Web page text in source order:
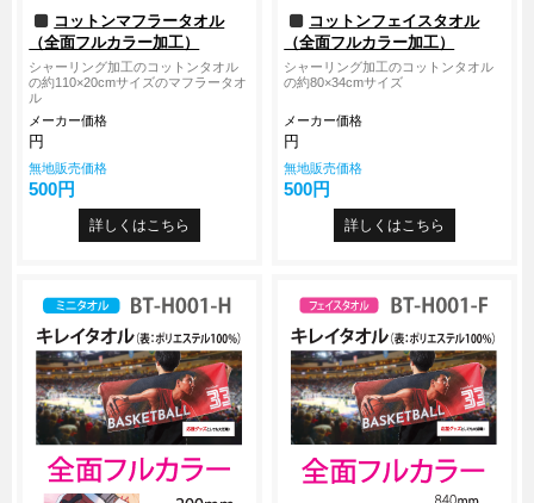
コットンマフラータオル
（全面フルカラー加工）
シャーリング加工のコットンタオル
の約110×20cmサイズのマフラータオ
ル
メーカー価格
円
無地販売価格
500円
詳しくはこちら
コットンフェイスタオル
（全面フルカラー加工）
シャーリング加工のコットンタオル
の約80×34cmサイズ
メーカー価格
円
無地販売価格
500円
詳しくはこちら